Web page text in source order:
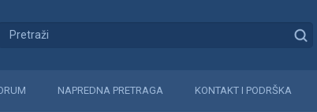
NAPREDNA PRETRAGA KONTAKT I PODRŠKA